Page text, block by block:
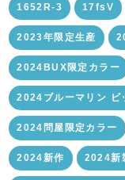
1652R-3 17fsV
2023年限定生産
2024BUX限定カラー
2024ブルーマリン ビ
2024問屋限定カラー
2024新作 2024新